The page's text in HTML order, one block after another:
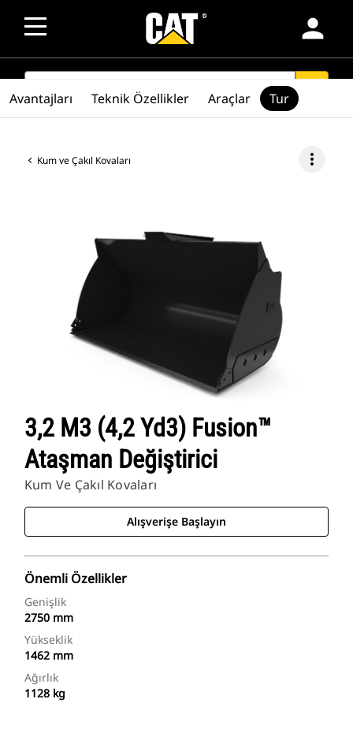
person
SEARCH
Kum ve Çakıl Kovaları more_vert
3,2 M3 (4,2 Yd3) Fusion™
Ataşman Değiştirici
Kum Ve Çakıl Kovaları
Alışverişe Başlayın
Önemli Özellikler
Genişlik
2750 mm
Yükseklik
1462 mm
Ağırlık
1128 kg
Avantajları Teknik Özellikler Araçlar Tur